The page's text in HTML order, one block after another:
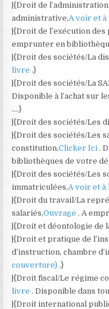
|{Droit de
administrative,A voir et
|{Droit de l’exécution
emprunter en
|{Droit des sociétés/La
livre.}
|{Droit des sociétés/La
Disponible à l’achat sur
….}
|{Droit des sociétés/Les
|{Droit des sociétés/Les
constitution,Clicker Ici.
bibliothèques de votre
|{Droit des sociétés/Les
immatriculées,A voir et
|{Droit du travail/La
salariés,Ouvrage. A
|{Droit et déontologie de
|{Droit et pratique de
d’instruction, chambre
couverture).}
|{Droit fiscal/Le régime
livre. Disponible dans
|{Droit international